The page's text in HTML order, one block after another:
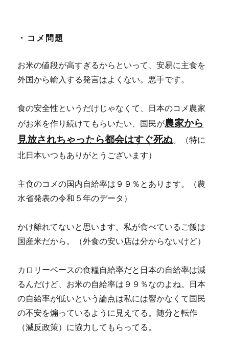
・コメ問題
お米の値段が高すぎるからといって、安易に主食を
外国から輸入する発言はよくない。悪手です。
食の安全性というだけじゃなくて、日本のコメ農家
がお米を作り続けてもらいたい、国民が農家から
見放されちゃったら都会はすぐ死ぬ。（特に
北日本いつもありがとうございます）
主食のコメの国内自給率は９９％とあります。（農
水省発表の令和５年のデータ）
かけ離れてないと思います。私が食べているご飯は
国産米だから。（外食の安い店は分からないけど）
カロリーベースの食糧自給率だと日本の自給率は減
るんだけど、お米の自給率は９９％なのよね。日本
の自給率が低いという論点は私には響かなくて国民
の不安を煽っているように見えてる。随分と転作
（減反政策）に協力してもらってる。